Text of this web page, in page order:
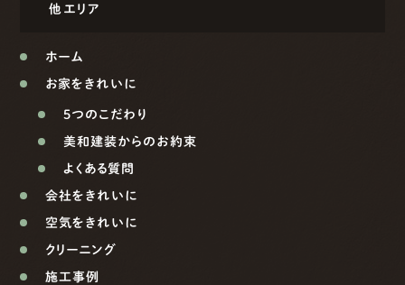
他エリア
ホーム
お家をきれいに
5つのこだわり
美和建装からのお約束
よくある質問
会社をきれいに
空気をきれいに
クリーニング
施工事例